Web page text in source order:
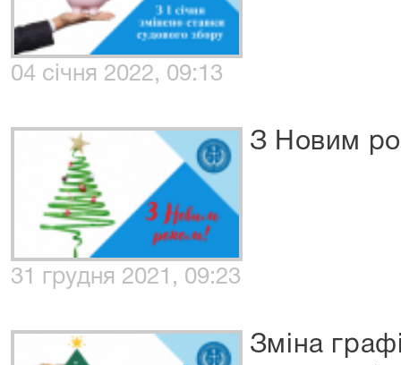
04 січня 2022, 09:13
З Новим
31 грудня 2021, 09:23
Зміна